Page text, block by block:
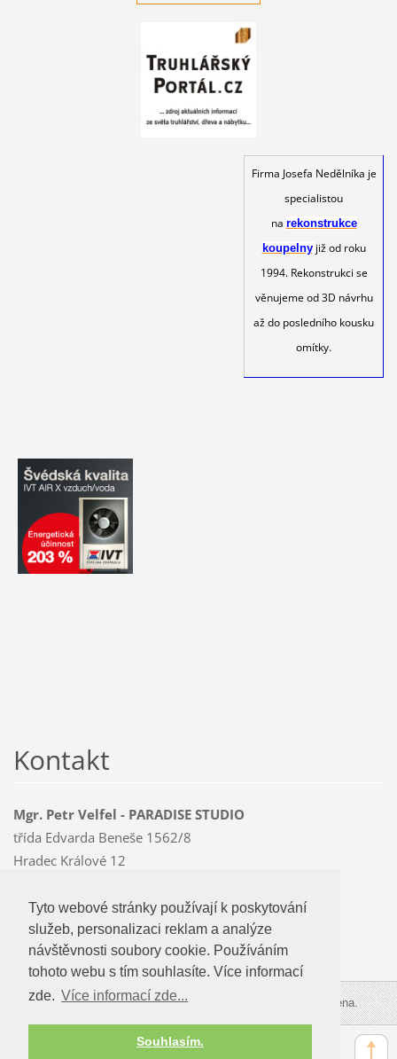
Tyto webové stránky používají k poskytování
služeb, personalizaci reklam a analýze
návštevnosti soubory cookie. Používáním
tohoto webu s tím souhlasíte.
Více informací zde...
Souhlasím.
Tyto webové stránky používají k poskytování
služeb, personalizaci reklam a analýze
návštěvnosti soubory cookie. Používáním
tohoto webu s tím souhlasíte. Více informací
zde. Více informací zde...
Souhlasím.
Firma Josefa Nedělníka je
specialistou
na rekonstrukce
koupelny již od roku
1994. Rekonstrukci se
věnujeme od 3D návrhu
až do posledního kousku
omítky.
Kontakt
Mgr. Petr Velfel - PARADISE STUDIO
třída Edvarda Beneše 1562/8
Hradec Králové 12
Mobil: 603 478 763
paradise@czMEDIA.eu
© 2009-2026 PARADISE STUDIO. Všechna práva vyhrazena.